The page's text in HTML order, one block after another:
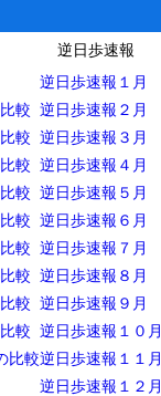
較
較
較
較
較
較
較
較
較
比較
逆日歩速報
逆日歩速報１月
逆日歩速報２月
逆日歩速報３月
逆日歩速報４月
逆日歩速報５月
逆日歩速報６月
逆日歩速報７月
逆日歩速報８月
逆日歩速報９月
逆日歩速報１０月
逆日歩速報１１月
逆日歩速報１２月